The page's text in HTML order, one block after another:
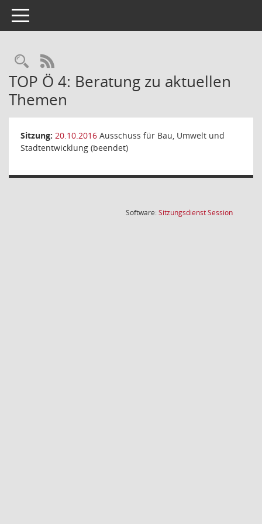
Toggle navigation
Rechercheauswahl
RSS-Feed
TOP Ö 4: Beratung zu aktuellen
Themen
Sitzung: 20.10.2016 Ausschuss für Bau, Umwelt und
Stadtentwicklung (beendet)
Software:SitzungsdienstSession(Wird in